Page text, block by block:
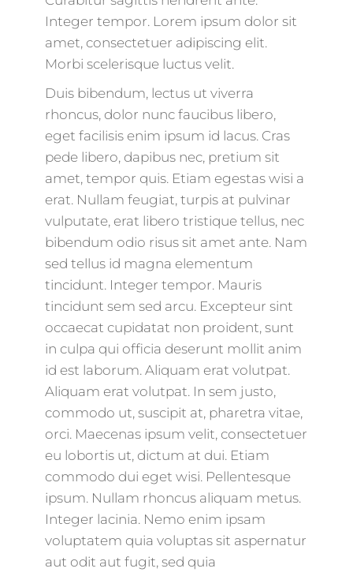
Integer tempor. Lorem ipsum dolor sit
amet, consectetuer adipiscing elit.
Morbi scelerisque luctus velit.
Duis bibendum, lectus ut viverra
rhoncus, dolor nunc faucibus libero,
eget facilisis enim ipsum id lacus. Cras
pede libero, dapibus nec, pretium sit
amet, tempor quis. Etiam egestas wisi a
erat. Nullam feugiat, turpis at pulvinar
vulputate, erat libero tristique tellus, nec
bibendum odio risus sit amet ante. Nam
sed tellus id magna elementum
tincidunt. Integer tempor. Mauris
tincidunt sem sed arcu. Excepteur sint
occaecat cupidatat non proident, sunt
in culpa qui officia deserunt mollit anim
id est laborum. Aliquam erat volutpat.
Aliquam erat volutpat. In sem justo,
commodo ut, suscipit at, pharetra vitae,
orci. Maecenas ipsum velit, consectetuer
eu lobortis ut, dictum at dui. Etiam
commodo dui eget wisi. Pellentesque
ipsum. Nullam rhoncus aliquam metus.
Integer lacinia. Nemo enim ipsam
voluptatem quia voluptas sit aspernatur
aut odit aut fugit, sed quia